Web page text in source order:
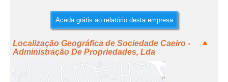
Aceda grátis ao relatório desta empresa
Localização Geográfica de Sociedade Caeiro -
Administração De Propriedades, Lda